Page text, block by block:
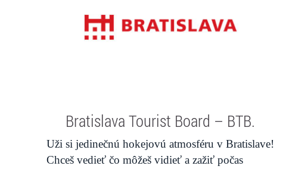
Bratislava Tourist Board – BTB.
Uži si jedinečnú hokejovú atmosféru v Bratislave!
Chceš vedieť čo môžeš vidieť a zažiť počas